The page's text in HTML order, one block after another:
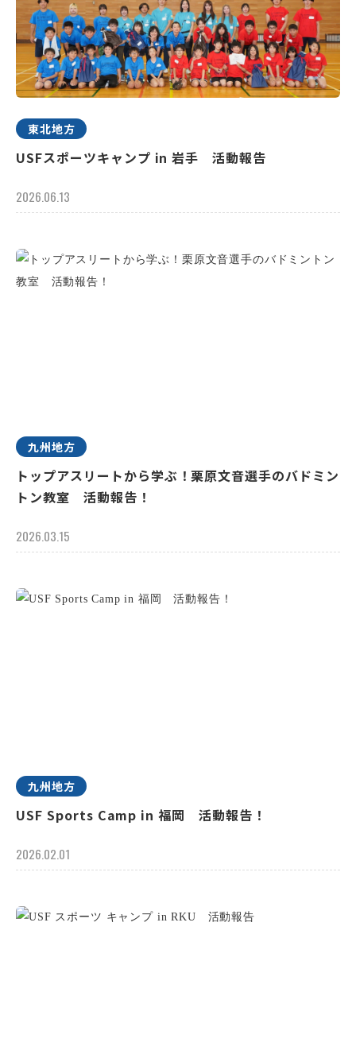
東北地方
USFスポーツキャンプ in 岩手 活動報告
2026.06.13
九州地方
トップアスリートから学ぶ！栗原文音選手のバドミン
トン教室 活動報告！
2026.03.15
九州地方
USF Sports Camp in 福岡 活動報告！
2026.02.01